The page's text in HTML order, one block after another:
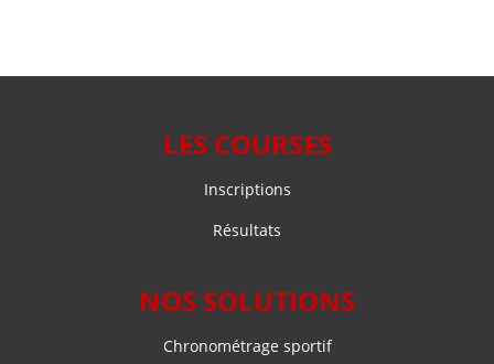
LES COURSES
Inscriptions
Résultats
NOS SOLUTIONS
Chronométrage sportif